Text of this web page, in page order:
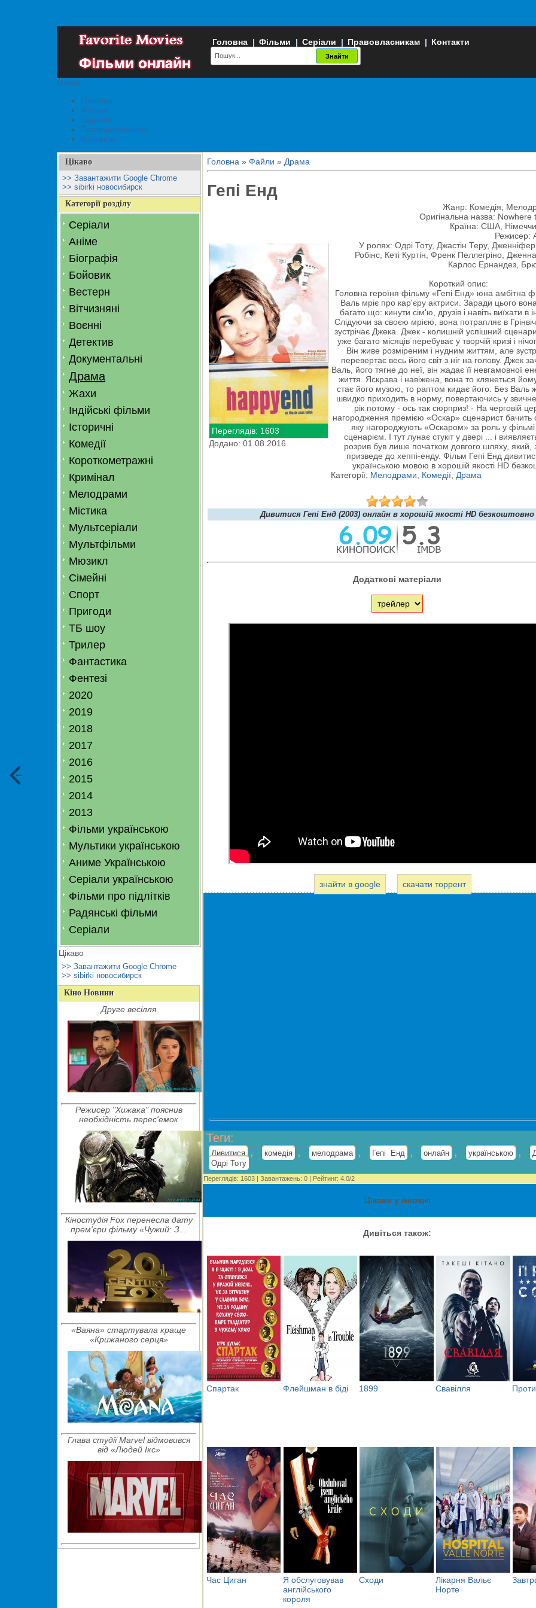
Сюди
Головна | Фільми | Серіали | Правовласникам | Контакти
Меню
Головна
Фільми
Серіали
Правовласникам
Контакти
Цікаво
>> Завантажити Google Chrome
>> sibirki новосибирск
Категорії розділу
Серіали
Аніме
Біографія
Бойовик
Вестерн
Вітчизняні
Воєнні
Детектив
Документальні
Драма
Жахи
Індійські фільми
Історичні
Комедії
Короткометражні
Кримінал
Мелодрами
Містика
Мультсеріали
Мультфільми
Мюзикл
Сімейні
Спорт
Пригоди
ТБ шоу
Трилер
Фантастика
Фентезі
2020
2019
2018
2017
2016
2015
2014
2013
Фільми українською
Мультики українською
Аниме Українською
Серіали українською
Фільми про підлітків
Радянські фільми
Серіали
Цікаво
>> Завантажити Google Chrome
>> sibirki новосибирск
Кіно Новини
Друге весілля
Режисер "Хижака" пояснив
необхідність перес'емок
Кіностудія Fox перенесла дату
прем'єри фільму «Чужий: З...
«Ваяна» стартувала краще
«Крижаного серця»
Глава студії Marvel відмовився
від «Людей Ікс»
Головна » Файли » Драма
Гепі Енд
Переглядів: 1603
Додано: 01.08.2016
Жанр: Комедія,
Оригінальна назва: Nowhere
Країна: США,
Режисер:
У ролях: Одрі Тоту, Джастін Теру,
Робінс, Кеті Куртін, Френк Пеллегріно,
Карлос Ернандез,
Короткий опис:
Головна героїня фільму «Гепі Енд» юна амбітна
Валь мріє про кар'єру актриси. Заради цього
багато що: кинути сім'ю, друзів і навіть виїхати в
Слідуючи за своєю мрією, вона потрапляє в
зустрічає Джека. Джек - колишній успішний
уже багато місяців перебуває у творчій кризі і
Він живе розміреним і нудним життям, але
перевертає весь його світ з ніг на голову. Джек
Валь, його тягне до неї, він жадає її невгамовної
життя. Яскрава і навіжена, вона то клянеться
стає його музою, то раптом кидає його. Без Валь
швидко приходить в норму, повертаючись у
рік потому - ось так сюрприз! - На черговій
нагородження премією «Оскар» сценарист бачить
яку нагороджують «Оскаром» за роль у фільмі
сценарієм. І тут лунає стукіт у двері ... і
розрив був лише початком довгого шляху, який,
призведе до хеппі-енду. Фільм Гепі Енд
українською мовою в хорошій якості HD
Категорії: Мелодрами Комедії Драма
Дивитися Гепі Енд (2003) онлайн в хорошій якості HD безкоштовно
Додаткові матеріали
знайти в google скачати торрент
Теги:
Дивитися , комедія , мелодрама , Гепі Енд , онлайн , українською ,
Одрі Тоту
Переглядів: 1603 | Завантажень: 0 | Рейтинг: 4.0/2
Цікаве у мережі
Дивіться також:
Спартак Флейшман в біді 1899 Свавілля
Час Циган
Я обслуговував
англійського
короля
Сходи
Лікарня Вальє
Норте